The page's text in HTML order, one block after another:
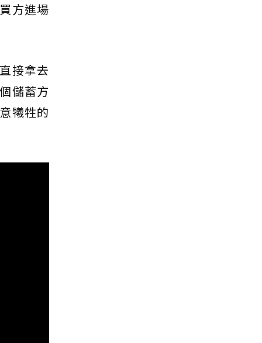
方進場
接拿去
儲蓄方
犧牲的